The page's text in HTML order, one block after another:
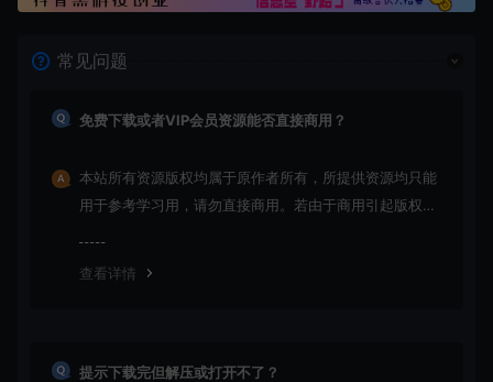
常见问题
免费下载或者VIP会员资源能否直接商用？
本站所有资源版权均属于原作者所有，所提供资源均只能
用于参考学习用，请勿直接商用。若由于商用引起版权纠
查看详情
提示下载完但解压或打开不了？